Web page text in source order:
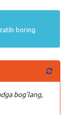
boring
bog’lang,